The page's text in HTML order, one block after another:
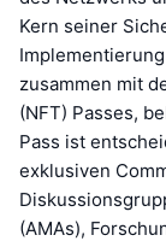
Kern seiner
zusammen mit
(NFT) Passes,
Pass ist
exklusiven
(AMAs),